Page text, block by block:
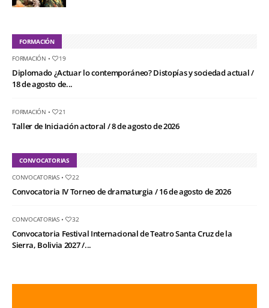
FORMACIÓN
FORMACIÓN • 19
Diplomado ¿Actuar lo contemporáneo? Distopías y sociedad actual /
18 de agosto de...
FORMACIÓN • 21
Taller de Iniciación actoral / 8 de agosto de 2026
CONVOCATORIAS
CONVOCATORIAS• 22
Convocatoria IV Torneo de dramaturgia / 16 de agosto de 2026
CONVOCATORIAS• 32
Convocatoria Festival Internacional de Teatro Santa Cruz de la
Sierra, Bolivia 2027 /...